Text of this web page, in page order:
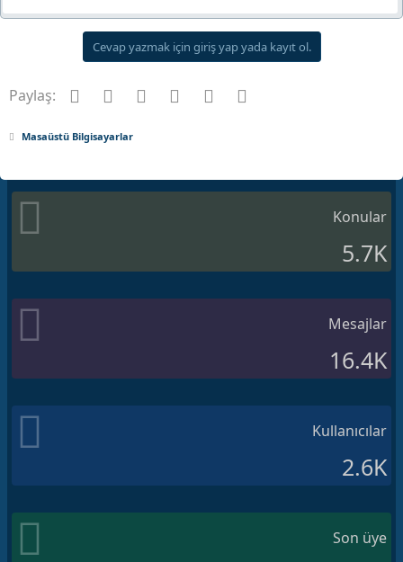
Cevap yazmak için giriş yap yada kayıt ol.
Paylaş: Facebook
Twitter Pinterest
Tumblr WhatsApp
Masaüstü Bilgisayarlar
Konular
5.7K
Mesajlar
16.4K
Kullanıcılar
2.6K
Son üye